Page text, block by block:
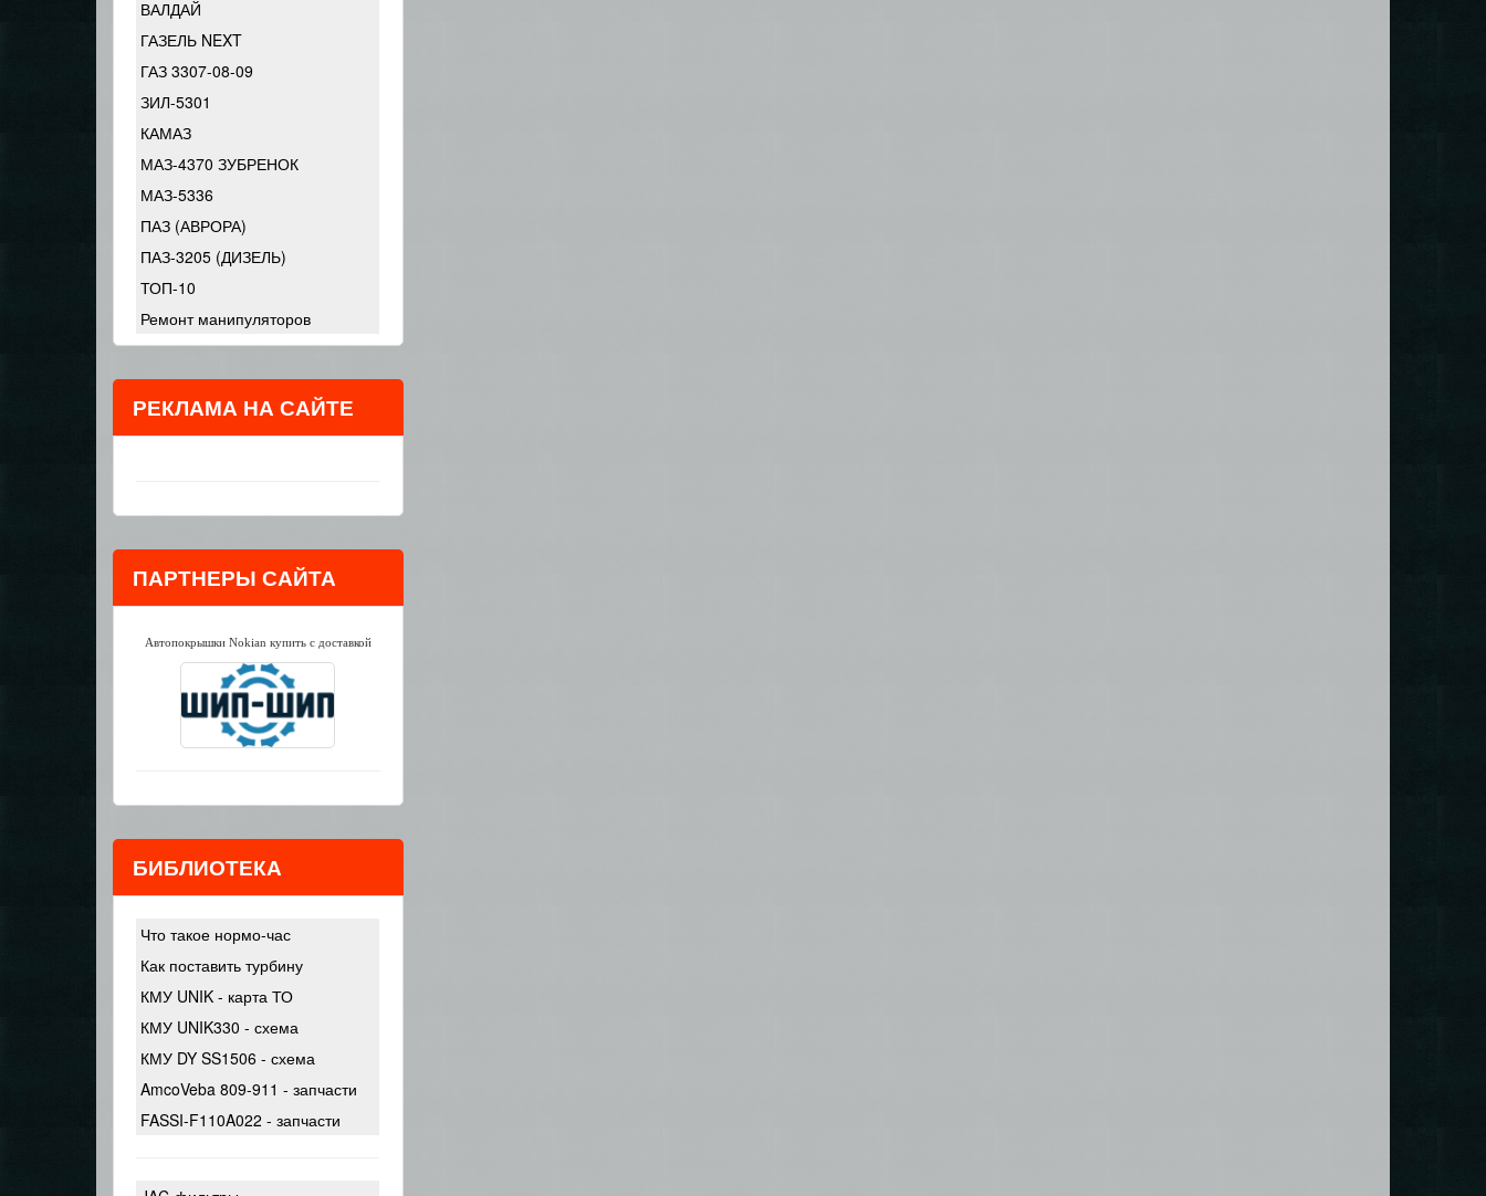
ВАЛДАЙ
ГАЗЕЛЬ NEXT
ГАЗ 3307-08-09
ЗИЛ-5301
КАМАЗ
МАЗ-4370 ЗУБРЕНОК
МАЗ-5336
ПАЗ (АВРОРА)
ПАЗ-3205 (ДИЗЕЛЬ)
ТОП-10
Ремонт манипуляторов
РЕКЛАМА НА САЙТЕ
ПАРТНЕРЫ САЙТА
Автопокрышки Nokian купить с доставкой
БИБЛИОТЕКА
Что такое нормо-час
Как поставить турбину
КМУ UNIK - карта ТО
КМУ UNIK330 - схема
КМУ DY SS1506 - схема
AmcoVeba 809-911 - запчасти
FASSI-F110A022 - запчасти